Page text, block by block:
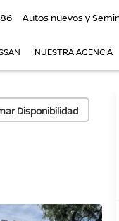
Autos nuevos y
NUESTRA AGENCIA
Disponibilidad